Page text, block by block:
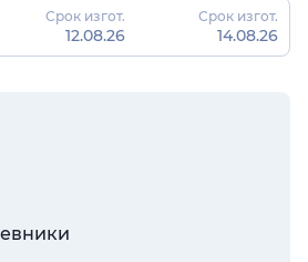
Срок изгот.
12.08.26
Срок изгот.
14.08.26